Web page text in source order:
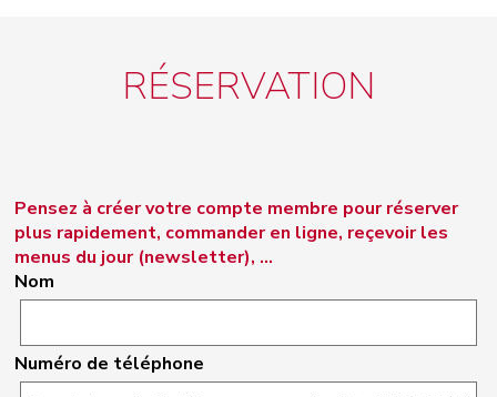
RÉSERVATION
Pensez à créer votre compte membre pour réserver
plus rapidement, commander en ligne, reçevoir les
menus du jour (newsletter), ...
Nom
Numéro de téléphone